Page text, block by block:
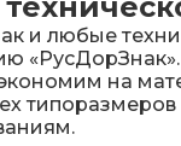
и любые
на